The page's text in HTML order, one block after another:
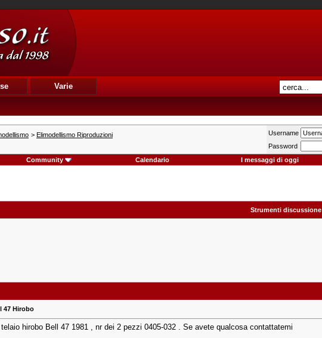
Varie
> Elimodellismo Riproduzioni Username
Password
Community Calendario I messaggi di oggi
Strumenti discussione
47 Hirobo
hirobo Bell 47 1981 , nr dei 2 pezzi 0405-032 . Se avete qualcosa contattatemi